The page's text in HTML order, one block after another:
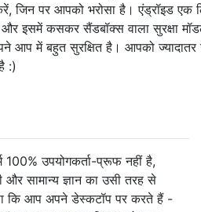
जिन पर आपको भरोसा है। एंड्रॉइड एक
इसमें कसकर सैंडबॉक्स वाला सुरक्षा
में बहुत सुरक्षित है। आपको ज्यादातर
:)
100% उपयोगकर्ता-प्रूफ नहीं है,
और सामान्य ज्ञान का उसी तरह से
कि आप अपने डेस्कटॉप पर करते हैं -